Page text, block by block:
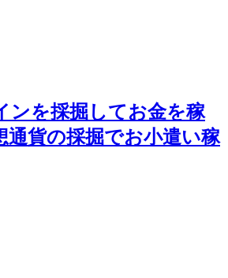
ンを採掘してお金を稼
通貨の採掘でお小遣い稼